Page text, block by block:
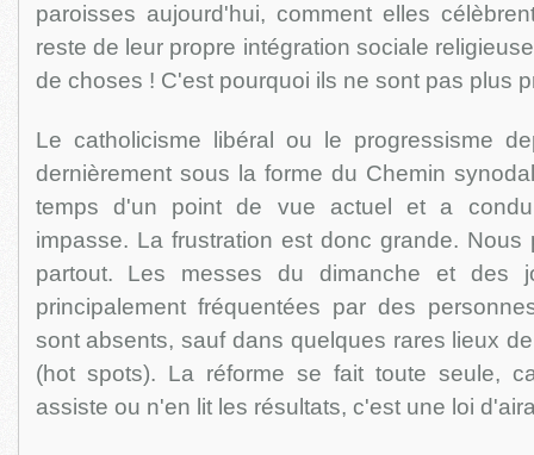
paroisses aujourd'hui, comment elles
reste de leur propre intégration sociale
de choses ! C'est pourquoi ils ne sont pas plus
Le catholicisme libéral ou le progressisme
dernièrement sous la forme du Chemin
temps d'un point de vue actuel et a
impasse. La frustration est donc grande. Nous
partout. Les messes du dimanche et des
principalement fréquentées par des
sont absents, sauf dans quelques rares lieux
(hot spots). La réforme se fait toute seule,
assiste ou n'en lit les résultats, c'est une loi